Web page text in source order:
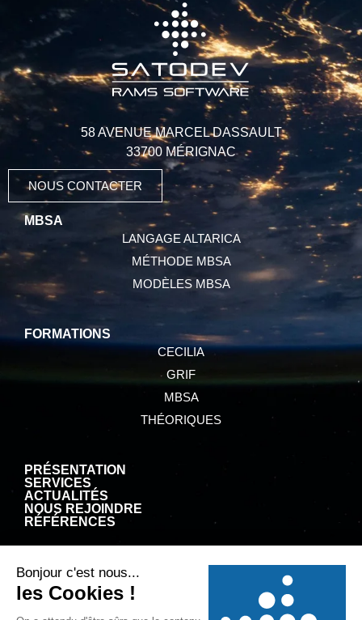
MBSA
LANGAGE ALTARICA
MÉTHODE MBSA
MODÈLES MBSA
58 AVENUE MARCEL DASSAULT
33700 MÉRIGNAC
NOUS CONTACTER
FORMATIONS
CECILIA
GRIF
MBSA
THÉORIQUES
PRÉSENTATION
SERVICES
ACTUALITÉS
NOUS REJOINDRE
RÉFÉRENCES